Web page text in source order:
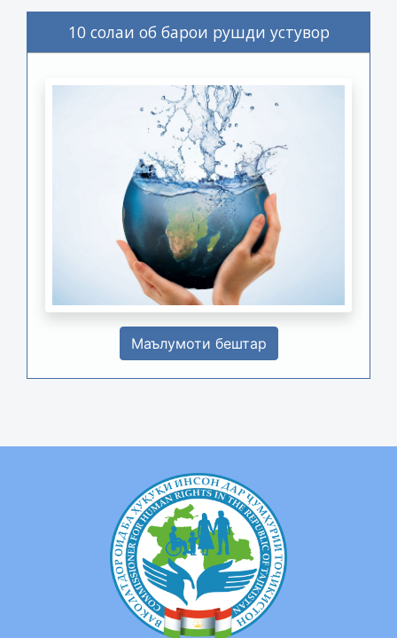
10 солаи об барои рушди устувор
Маълумоти бештар